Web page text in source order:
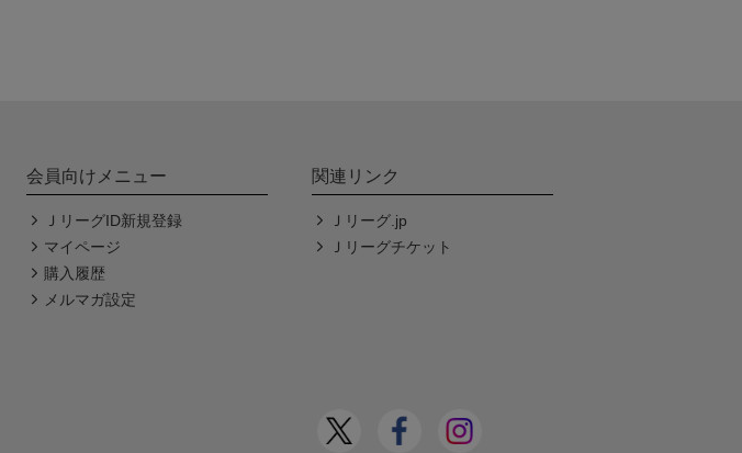
会員向けメニュー
ＪリーグID新規登録
マイページ
購入履歴
メルマガ設定
関連リンク
Ｊリーグ.jp
Ｊリーグチケット